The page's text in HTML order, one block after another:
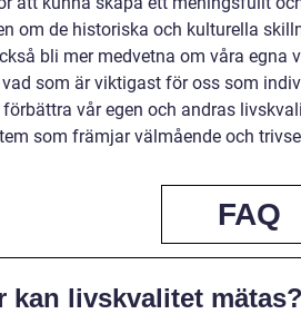
om de historiska och kulturella
bli mer medvetna om våra egna
som är viktigast för oss som
vår egen och andras
som främjar välmående och
FAQ
kan livskvalitet mätas?